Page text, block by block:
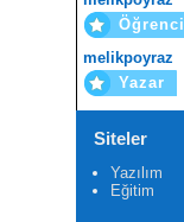
Öğrenci
melikpoyraz
Yazar
Siteler
Yazılım
Eğitim